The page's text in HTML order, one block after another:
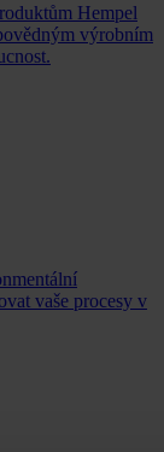
Hempel
výrobním
vaše procesy v